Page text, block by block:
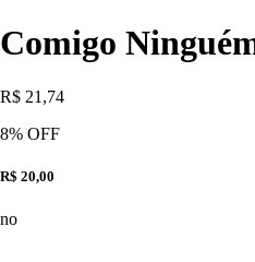
Comigo
R$ 21,74
8% OFF
R$ 20,00
no